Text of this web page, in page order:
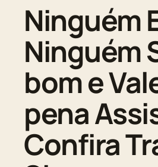
Ninguém
Ninguém
bom e
pena
Confira